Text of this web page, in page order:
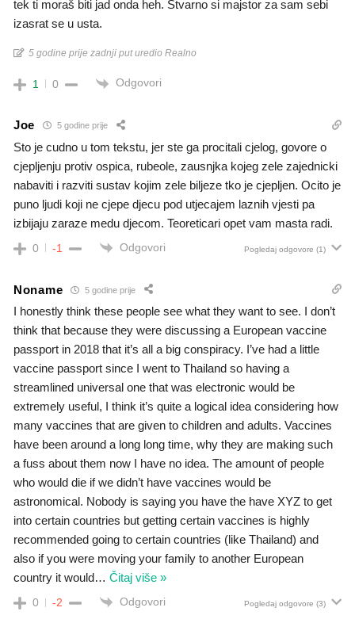
tek ti moraš biti jad onda heh. Stvarno si majstor za sam sebi
izasrat se u usta.
5 godine prije zadnji put uredio Realno
1 0 Odgovori
Joe 5 godine prije
Sto je cudno u tom tekstu, jer ste ga procitali cjelog, govore o
cjepljenju protiv ospica, rubeole, zausnjka kojeg zele zajednicki
nabaviti i razviti sustav kojim zele biljeze tko je cjepljen. Ocito je
puno ljudi koji ne cjepe djecu pod utjecajem laznih vjesti pa
izbijaju zaraze medu djecom. Teoreticari opet vam masta radi.
0 -1 Odgovori Pogledaj odgovore (1)
Noname 5 godine prije
I honestly think these people see what they want to see. I don’t
think that because they were discussing a European vaccine
passport in 2018 that it’s all a big conspiracy. I’ve had a little
vaccine passport since I went to Thailand so having a
streamlined universal one that was electronic would be
extremely useful, I think it’s quite a logical idea considering how
many vaccines that are given to children and adults. Vaccines
have been around a long long time, why they are making such
a fuss about them now I have no idea. The amount of people
who would die if we didn’t have vaccines would be
astronomical. Nobody is saying you have the have XYZ to get
into certain countries but getting certain vaccines is highly
recommended going to certain countries (like Thailand) and
also if you were moving your family to another European
country it would… Čitaj više »
0 -2 Odgovori Pogledaj odgovore (3)